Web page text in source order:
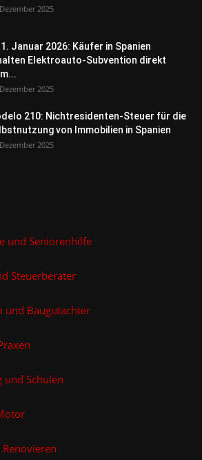
2025
Januar 2026: Käufer in Spanien
Elektroauto-Subvention direkt
2025
210: Nichtresidenten-Steuer für die
von Immobilien in Spanien
2025
und Seniorenhilfe
Steuerberater
und Baugutachter
und Schulen